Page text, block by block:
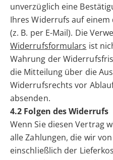
unverzüglich eine
Ihres Widerrufs auf
(z. B. per E-Mail). Die
Widerrufsformulars ist
Wahrung der
die Mitteilung über die
Widerrufsrechts vor
absenden.
4.2 Folgen des Widerrufs
Wenn Sie diesen Vertrag
alle Zahlungen, die wir
einschließlich der